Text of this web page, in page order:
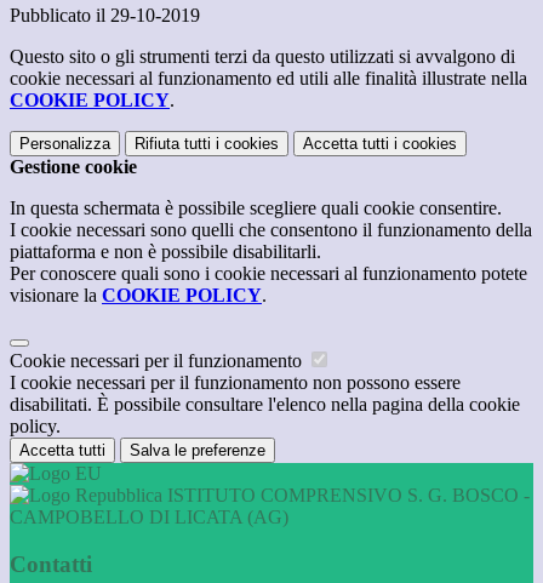
Pubblicato il 29-10-2019
Questo sito o gli strumenti terzi da questo utilizzati si avvalgono di
cookie necessari al funzionamento ed utili alle finalità illustrate nella
COOKIE POLICY.
Personalizza Rifiuta tutti i cookies Accetta tutti i cookies
Gestione cookie
In questa schermata è possibile scegliere quali cookie consentire.
I cookie necessari sono quelli che consentono il funzionamento della
piattaforma e non è possibile disabilitarli.
Per conoscere quali sono i cookie necessari al funzionamento potete
visionare la COOKIE POLICY.
Cookie necessari per il funzionamento
I cookie necessari per il funzionamento non possono essere
disabilitati. È possibile consultare l'elenco nella pagina della cookie
policy.
Accetta tutti Salva le preferenze
ISTITUTO COMPRENSIVO S. G. BOSCO -
CAMPOBELLO DI LICATA (AG)
Contatti